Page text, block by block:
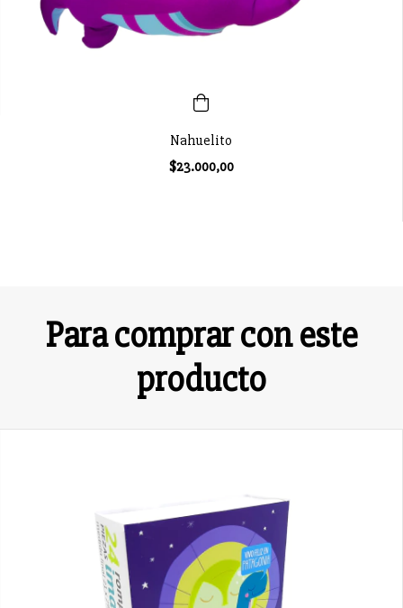
Nahuelito
$23.000,00
Para comprar con este
producto